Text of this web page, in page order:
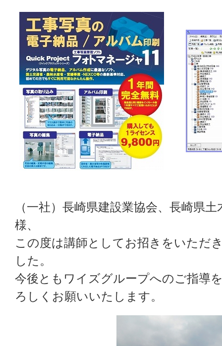
（一社）長崎県建設業協会、長崎県
様、
この度は講師としてお招きをいただ
した。
今後ともワイズグループへのご指導
ろしくお願いいたします。